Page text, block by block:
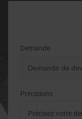
Demande
Précisions